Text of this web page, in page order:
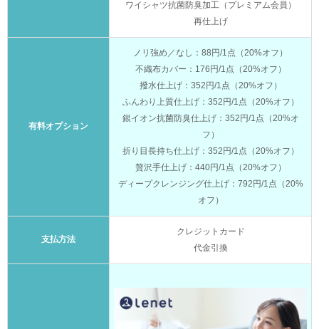
ワイシャツ抗菌防臭加工（プレミアム会員）
再仕上げ
有料オプション
ノリ強め／なし：88円/1点（20%オフ）
不織布カバー：176円/1点（20%オフ）
撥水仕上げ：352円/1点（20%オフ）
ふんわり上質仕上げ：352円/1点（20%オフ）
銀イオン抗菌防臭仕上げ：352円/1点（20%オ
フ）
折り目長持ち仕上げ：352円/1点（20%オフ）
贅沢手仕上げ：440円/1点（20%オフ）
ディープクレンジング仕上げ：792円/1点（20%
オフ）
支払方法
クレジットカード
代金引換